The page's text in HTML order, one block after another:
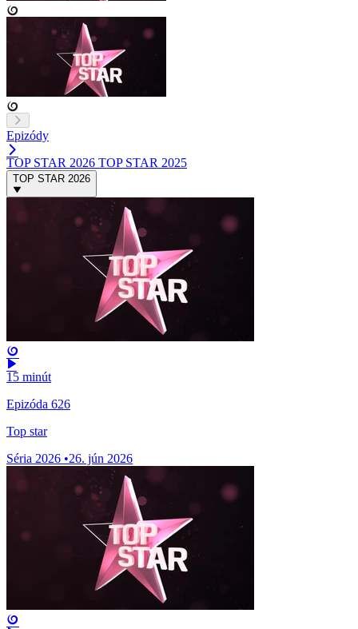
Epizódy
TOP STAR 2026 TOP STAR 2025
TOP STAR 2026
15 minút
Epizóda 626
Top star
Séria 2026 •26. jún 2026